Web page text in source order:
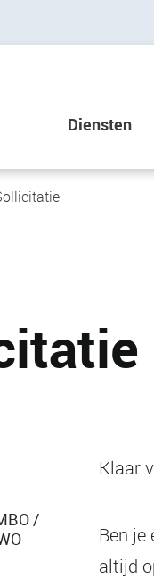
Diensten
/
Klaar
Ben
altijd